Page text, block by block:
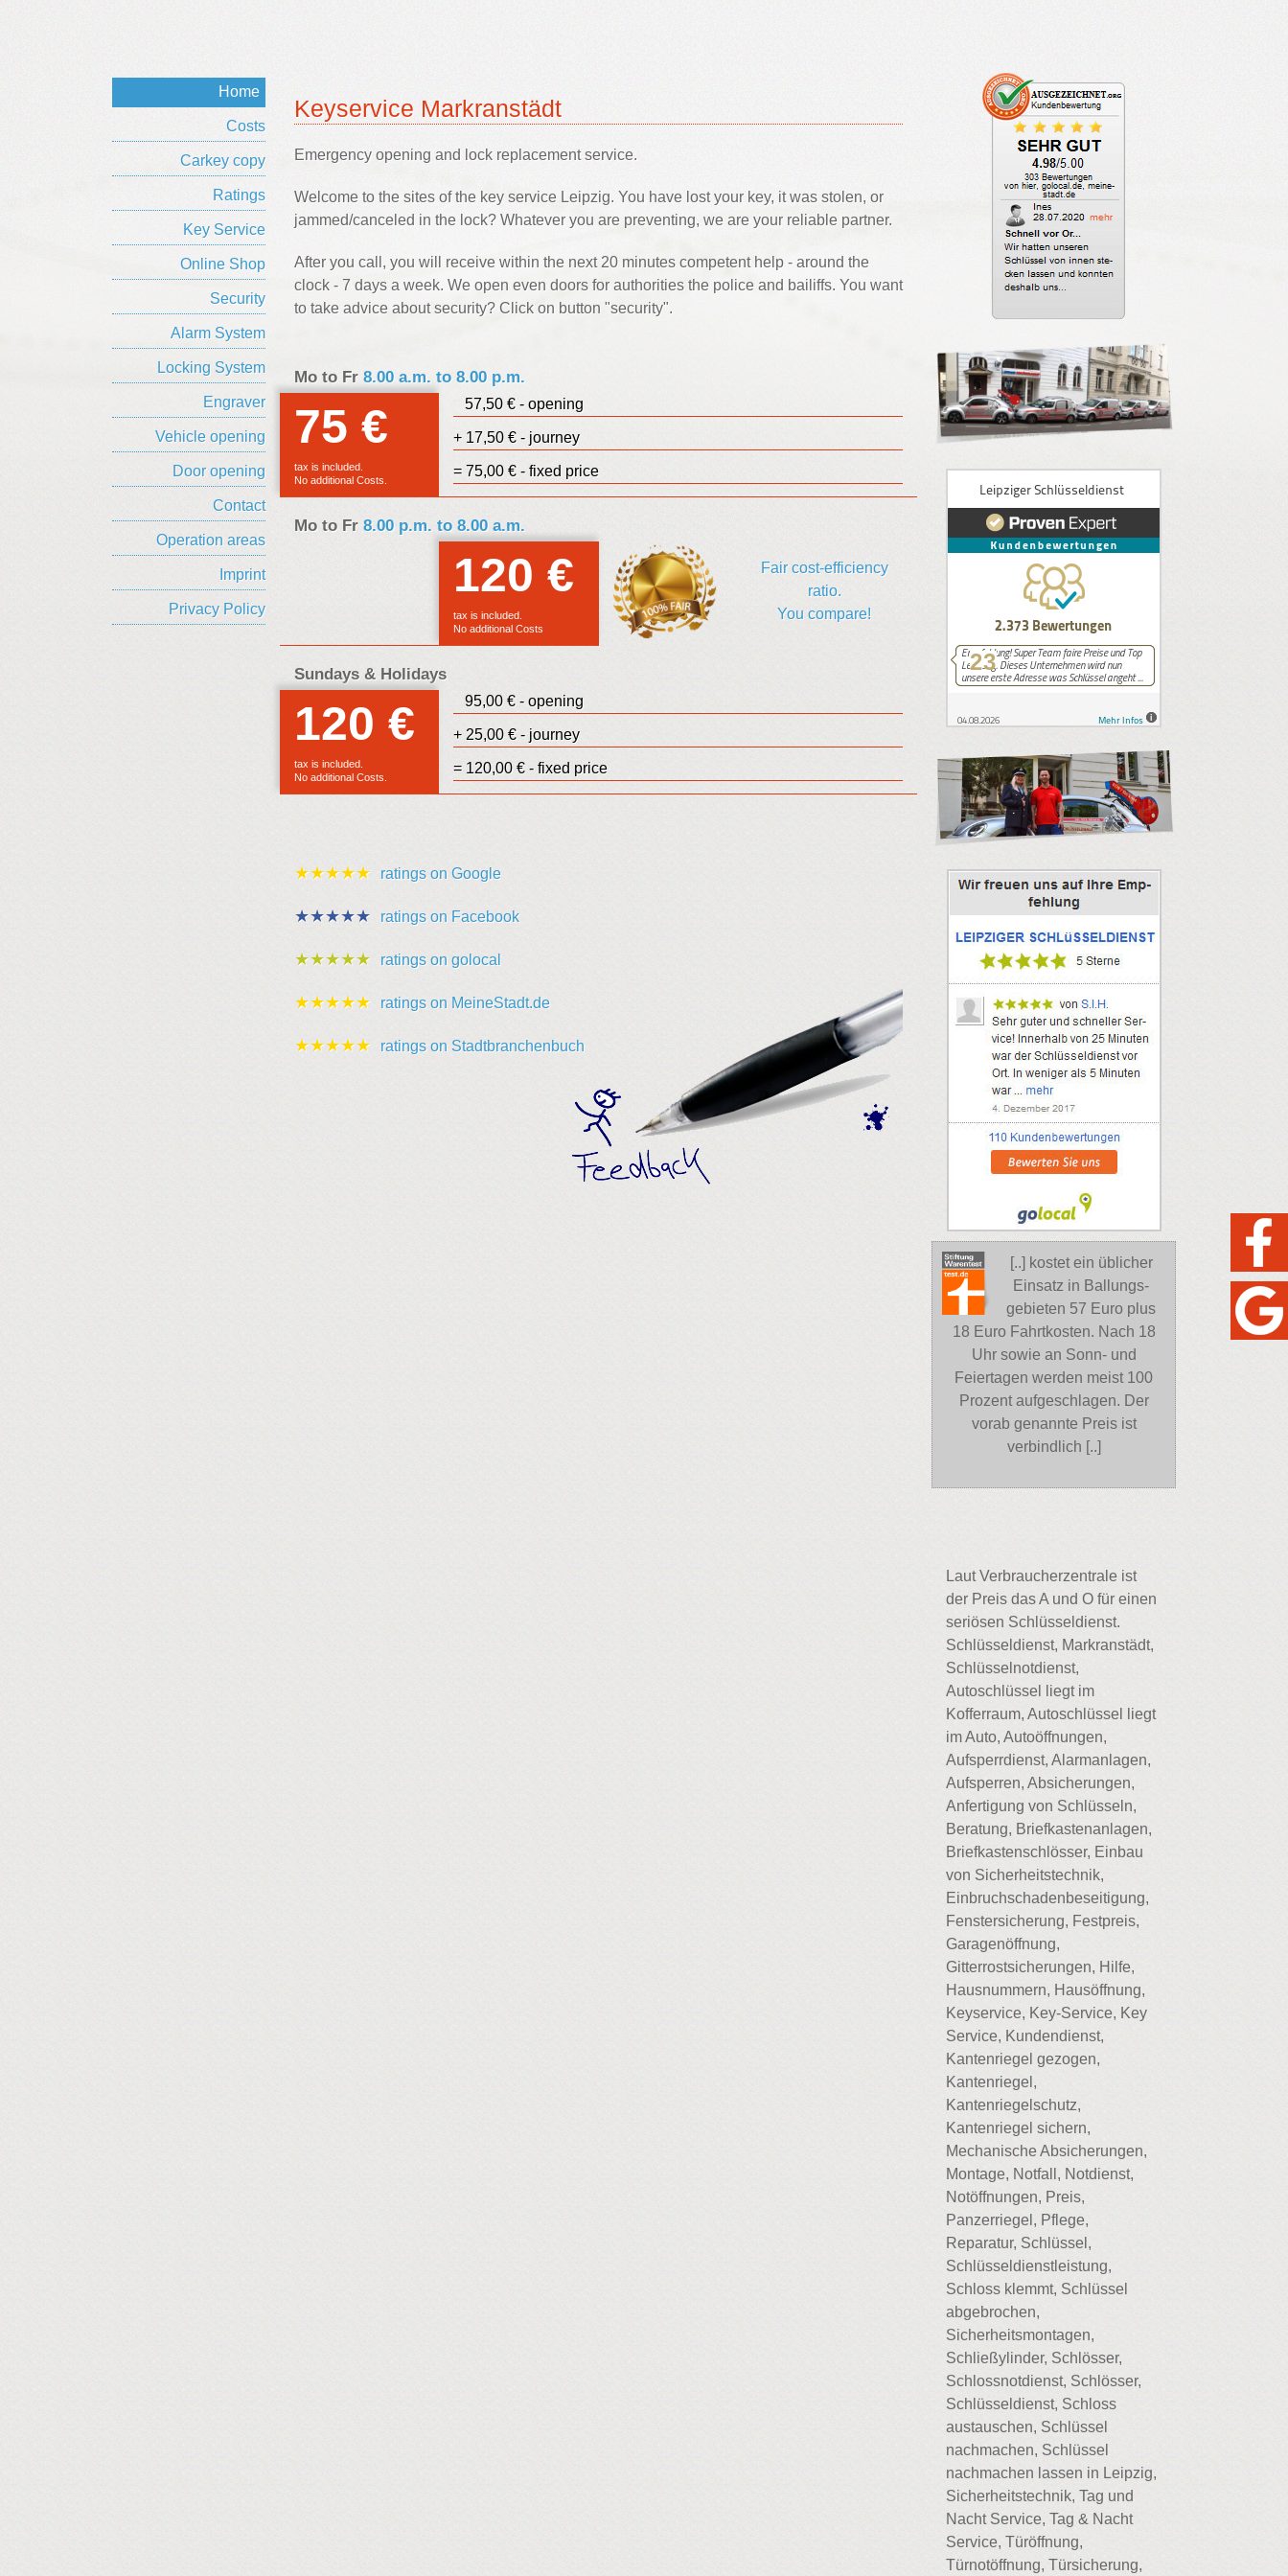
Home
Costs
Carkey copy
Ratings
Key Service
Online Shop
Security
Alarm System
Locking System
Engraver
Vehicle opening
Door opening
Contact
Operation areas
Imprint
Privacy Policy
Keyservice Markranstädt
Emergency opening and lock replacement service.
Welcome to the sites of the key service Leipzig. You have lost your key, it was stolen, or
jammed/canceled in the lock? Whatever you are preventing, we are your reliable partner.
After you call, you will receive within the next 20 minutes competent help - around the
clock - 7 days a week. We open even doors for authorities the police and bailiffs. You want
to take advice about security? Click on button "security".
Mo to Fr 8.00 a.m. to 8.00 p.m.
75 € Euro
sales
tax is included.
No additional Costs.
57,50 € - opening
+ 17,50 € - journey
= 75,00 € - fixed price
Mo to Fr 8.00 p.m. to 8.00 a.m.
120 € Euro
sales
tax is included.
No additional Costs
Fair cost-efficiency
ratio.
You compare!
Sundays & Holidays
120 € Euro
sales
tax is included.
No additional Costs.
95,00 € - opening
+ 25,00 € - journey
= 120,00 € - fixed price
★★★★★ ratings on Google
★★★★★ ratings on Facebook
★★★★★ ratings on golocal
★★★★★ ratings on MeineStadt.de
★★★★★ ratings on Stadtbranchenbuch
23
[..] kostet ein üblicher
Einsatz in Ballungs-
gebieten 57 Euro plus
18 Euro Fahrtkosten. Nach 18
Uhr sowie an Sonn- und
Feiertagen werden meist 100
Prozent aufgeschlagen. Der
vorab genannte Preis ist
verbindlich [..]
Laut Verbraucherzentrale ist
der Preis das A und O für einen
seriösen Schlüsseldienst.
Schlüsseldienst, Markranstädt,
Schlüsselnotdienst,
Autoschlüssel liegt im
Kofferraum, Autoschlüssel liegt
im Auto, Autoöffnungen,
Aufsperrdienst, Alarmanlagen,
Aufsperren, Absicherungen,
Anfertigung von Schlüsseln,
Beratung, Briefkastenanlagen,
Briefkastenschlösser, Einbau
von Sicherheitstechnik,
Einbruchschadenbeseitigung,
Fenstersicherung, Festpreis,
Garagenöffnung,
Gitterrostsicherungen, Hilfe,
Hausnummern, Hausöffnung,
Keyservice, Key-Service, Key
Service, Kundendienst,
Kantenriegel gezogen,
Kantenriegel,
Kantenriegelschutz,
Kantenriegel sichern,
Mechanische Absicherungen,
Montage, Notfall, Notdienst,
Notöffnungen, Preis,
Panzerriegel, Pflege,
Reparatur, Schlüssel,
Schlüsseldienstleistung,
Schloss klemmt, Schlüssel
abgebrochen,
Sicherheitsmontagen,
Schließylinder, Schlösser,
Schlossnotdienst, Schlösser,
Schlüsseldienst, Schloss
austauschen, Schlüssel
nachmachen, Schlüssel
nachmachen lassen in Leipzig,
Sicherheitstechnik, Tag und
Nacht Service, Tag & Nacht
Service, Türöffnung,
Türnotöffnung, Türsicherung,